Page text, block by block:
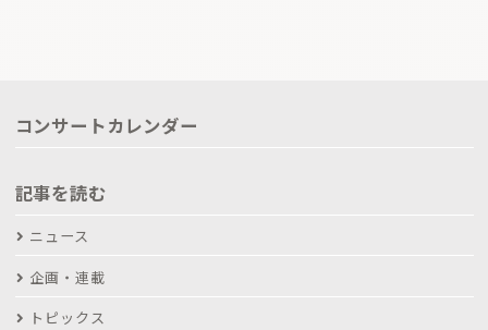
コンサートカレンダー
記事を読む
ニュース
企画・連載
トピックス